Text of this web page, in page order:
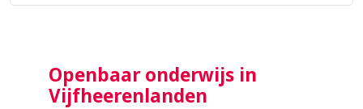
Openbaar onderwijs in
Vijfheerenlanden